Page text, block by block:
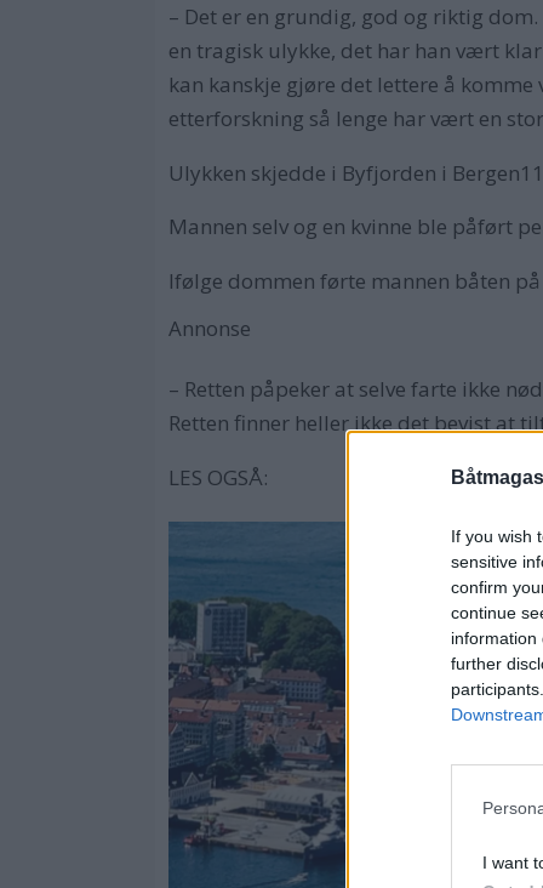
If you wish
sensitive
confirm
continue
information
further
I want
– Det er en grundig, god og riktig
en tragisk ulykke, det har han vært
kan kanskje gjøre det lettere å
etterforskning så lenge har vært en
Ulykken skjedde i Byfjorden i
Mannen selv og en kvinne ble påført
Ifølge dommen førte mannen båten
Annonse
– Retten påpeker at selve farte ikke
Retten finner heller ikke det bevist at
LES OGSÅ: